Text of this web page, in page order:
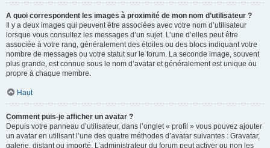
A quoi correspondent les images à proximité de mon nom d’utilisateur ?
Il y a deux images qui peuvent être associées avec votre nom d’utilisateur
lorsque vous consultez les messages d’un sujet. L’une d’elles peut être
associée à votre rang, généralement des étoiles ou des blocs indiquant votre
nombre de messages ou votre statut sur le forum. La seconde image, souvent
plus grande, est connue sous le nom d’avatar et généralement est unique ou
propre à chaque membre.
Haut
Comment puis-je afficher un avatar ?
Depuis votre panneau d’utilisateur, dans l’onglet « profil » vous pouvez ajouter
un avatar en utilisant l’une des quatre méthodes d’avatar suivantes : Gravatar,
galerie, distant ou importé. L’administrateur du forum peut activer ou non les